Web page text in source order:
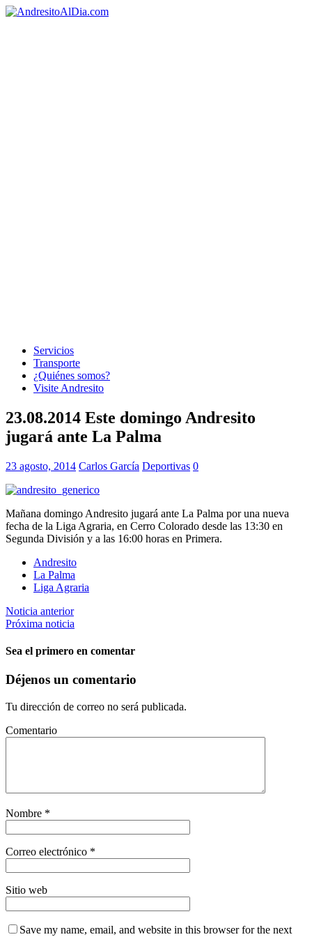
Servicios
Transporte
¿Quiénes somos?
Visite Andresito
23.08.2014 Este domingo Andresito
jugará ante La Palma
23 agosto, 2014 Carlos García Deportivas 0
Mañana domingo Andresito jugará ante La Palma por una nueva
fecha de la Liga Agraria, en Cerro Colorado desde las 13:30 en
Segunda División y a las 16:00 horas en Primera.
Andresito
La Palma
Liga Agraria
Noticia anterior
Próxima noticia
Sea el primero en comentar
Déjenos un comentario
Tu dirección de correo no será publicada.
Comentario
Nombre *
Correo electrónico *
Sitio web
Save my name, email, and website in this browser for the next